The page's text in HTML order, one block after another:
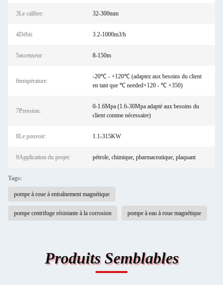
3Le calibre: 32-300mm
4Débit: 3.2-1000m3/h
5ascenseur: 8-150m
6température:
-20℃ - +120℃ (adaptez aux besoins du client
en tant que ℃ needed+120 - ℃ +350)
7Pression:
0-1.6Mpa (1.6-30Mpa adapté aux besoins du
client comme nécessaire)
8Le pouvoir: 1.1-315KW
9Application du projet: pétrole, chimique, pharmaceutique, plaquant
Tags:
pompe à roue à entraînement magnétique
pompe centrifuge résistante à la corrosion pompe à eau à roue magnétique
Produits Semblables